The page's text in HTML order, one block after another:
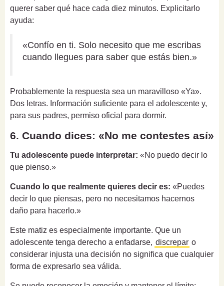
querer saber qué hace cada diez minutos. Explicitarlo
ayuda:
«Confío en ti. Solo necesito que me escribas
cuando llegues para saber que estás bien.»
Probablemente la respuesta sea un maravilloso «Ya».
Dos letras. Información suficiente para el adolescente y,
para sus padres, permiso oficial para dormir.
6. Cuando dices: «No me contestes así»
Tu adolescente puede interpretar: «No puedo decir lo
que pienso.»
Cuando lo que realmente quieres decir es: «Puedes
decir lo que piensas, pero no necesitamos hacernos
daño para hacerlo.»
Este matiz es especialmente importante. Que un
adolescente tenga derecho a enfadarse, discrepar o
considerar injusta una decisión no significa que cualquier
forma de expresarlo sea válida.